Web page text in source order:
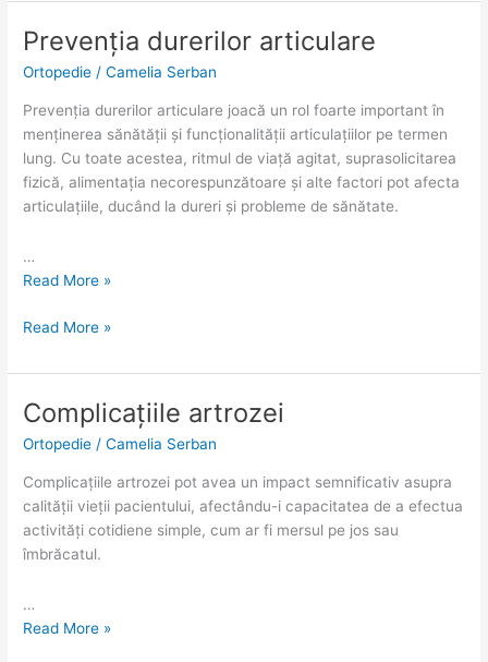
Prevenția durerilor articulare
Ortopedie /Camelia Serban
Prevenția durerilor articulare joacă un rol foarte important în
menținerea sănătății și funcționalității articulațiilor pe termen
lung. Cu toate acestea, ritmul de viață agitat, suprasolicitarea
fizică, alimentația necorespunzătoare și alte factori pot afecta
articulațiile, ducând la dureri și probleme de sănătate.
…
Prevenția
articulare
Read More »
Prevenția
articulare
Read More »
Complicațiile artrozei
Ortopedie /Camelia Serban
Complicațiile artrozei pot avea un impact semnificativ asupra
calității vieții pacientului, afectându-i capacitatea de a efectua
activități cotidiene simple, cum ar fi mersul pe jos sau
îmbrăcatul.
…
Complicațiile
Read More »
Complicațiile